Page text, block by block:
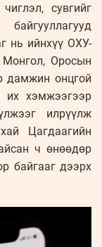
сувгийг
нь ийнхүү ОХУ-
Оросын
дамжин онцгой
их хэмжээгээр
илрүүлж
Цагдаагийн
ч өнөөдөр
байгааг дээрх